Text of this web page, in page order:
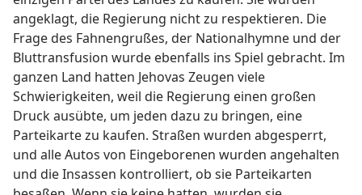
angeklagt, die Regierung nicht zu respektieren. Die
Frage des Fahnengrußes, der Nationalhymne und der
Bluttransfusion wurde ebenfalls ins Spiel gebracht. Im
ganzen Land hatten Jehovas Zeugen viele
Schwierigkeiten, weil die Regierung einen großen
Druck ausübte, um jeden dazu zu bringen, eine
Parteikarte zu kaufen. Straßen wurden abgesperrt,
und alle Autos von Eingeborenen wurden angehalten
und die Insassen kontrolliert, ob sie Parteikarten